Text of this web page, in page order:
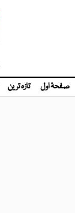
صفحۂ اول تازہ ترین